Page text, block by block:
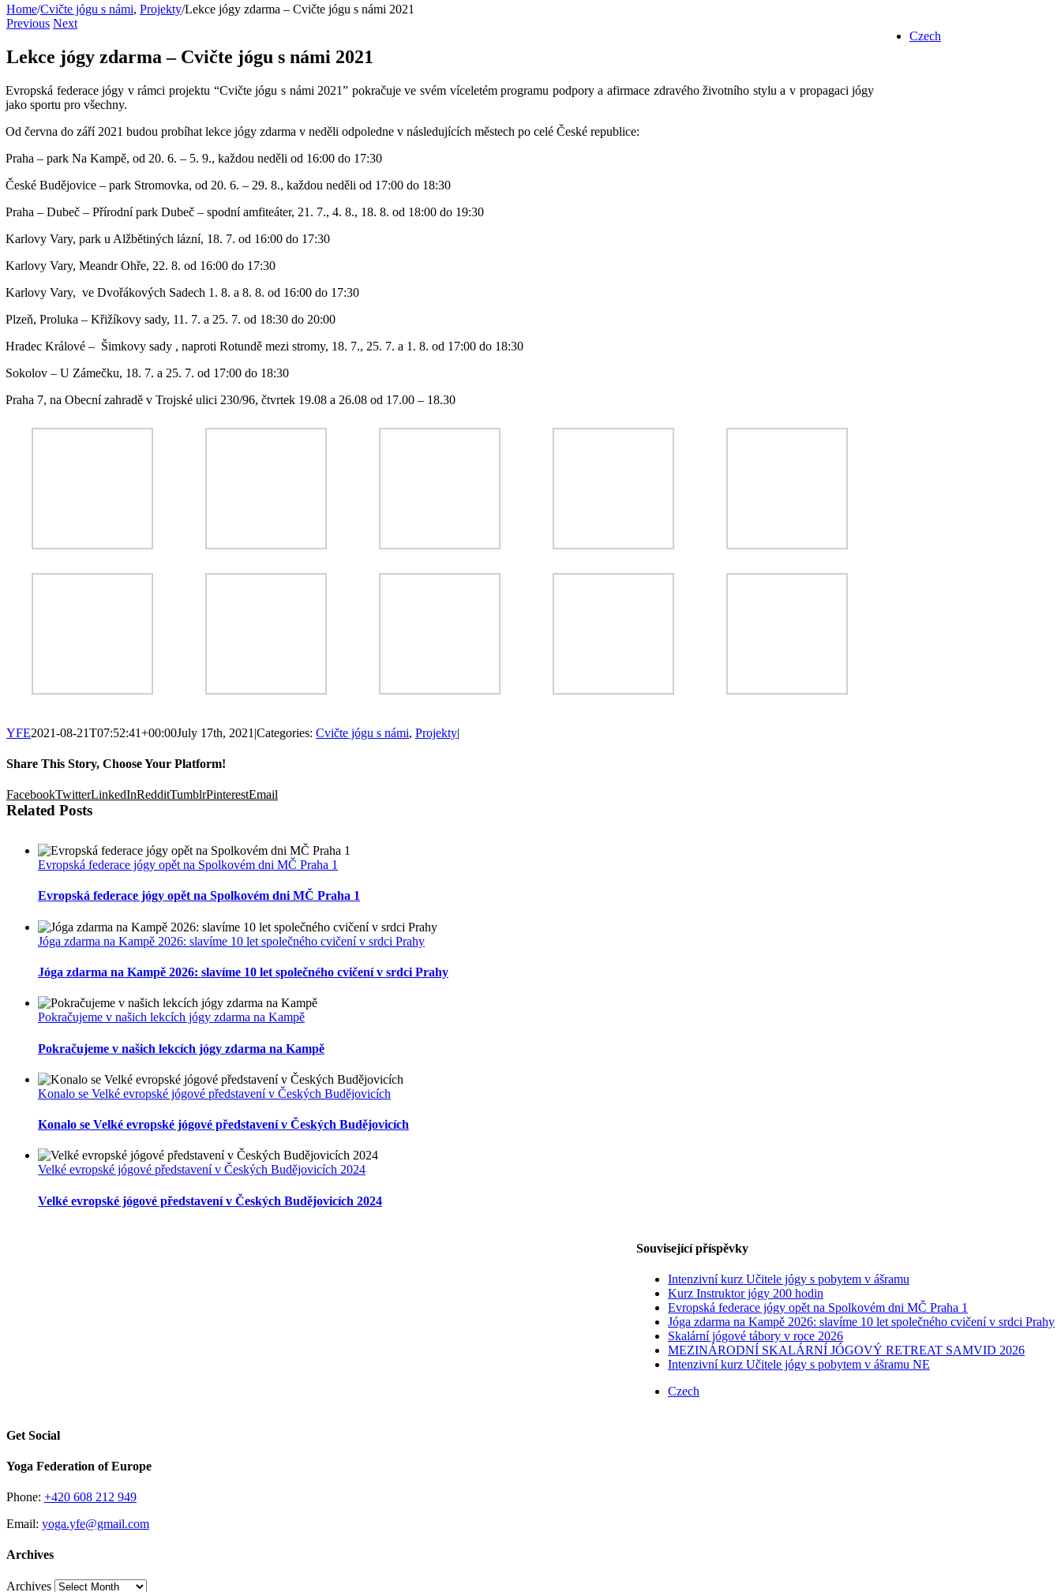
Home/Cvičte jógu s námi, Projekty/Lekce jógy zdarma – Cvičte jógu s námi 2021
Previous Next
Lekce jógy zdarma – Cvičte jógu s námi 2021
Evropská federace jógy v rámci projektu “Cvičte jógu s námi 2021” pokračuje ve svém víceletém programu podpory a afirmace zdravého životního stylu a v propagaci jógy
jako sportu pro všechny.
Od června do září 2021 budou probíhat lekce jógy zdarma v neděli odpoledne v následujících městech po celé České republice:
Praha – park Na Kampě, od 20. 6. – 5. 9., každou neděli od 16:00 do 17:30
České Budějovice – park Stromovka, od 20. 6. – 29. 8., každou neděli od 17:00 do 18:30
Praha – Dubeč – Přírodní park Dubeč – spodní amfiteáter, 21. 7., 4. 8., 18. 8. od 18:00 do 19:30
Karlovy Vary, park u Alžbětiných lázní, 18. 7. od 16:00 do 17:30
Karlovy Vary, Meandr Ohře, 22. 8. od 16:00 do 17:30
Karlovy Vary, ve Dvořákových Sadech 1. 8. a 8. 8. od 16:00 do 17:30
Plzeň, Proluka – Křižíkovy sady, 11. 7. a 25. 7. od 18:30 do 20:00
Hradec Králové – Šimkovy sady , naproti Rotundě mezi stromy, 18. 7., 25. 7. a 1. 8. od 17:00 do 18:30
Sokolov – U Zámečku, 18. 7. a 25. 7. od 17:00 do 18:30
Praha 7, na Obecní zahradě v Trojské ulici 230/96, čtvrtek 19.08 a 26.08 od 17.00 – 18.30
YFE2021-08-21T07:52:41+00:00July 17th, 2021 |Categories: Cvičte jógu s námi, Projekty|
Share This Story, Choose Your Platform!
FacebookTwitterLinkedInRedditTumblrPinterestEmail
Related Posts
Evropská federace jógy opět na Spolkovém dni MČ Praha 1
Evropská federace jógy opět na Spolkovém dni MČ Praha 1
Jóga zdarma na Kampě 2026: slavíme 10 let společného cvičení v srdci Prahy
Jóga zdarma na Kampě 2026: slavíme 10 let společného cvičení v srdci Prahy
Pokračujeme v našich lekcích jógy zdarma na Kampě
Pokračujeme v našich lekcích jógy zdarma na Kampě
Konalo se Velké evropské jógové představení v Českých Budějovicích
Konalo se Velké evropské jógové představení v Českých Budějovicích
Velké evropské jógové představení v Českých Budějovicích 2024
Velké evropské jógové představení v Českých Budějovicích 2024
Související příspěvky
Intenzivní kurz Učitele jógy s pobytem v ášramu
Kurz Instruktor jógy 200 hodin
Evropská federace jógy opět na Spolkovém dni MČ Praha 1
Jóga zdarma na Kampě 2026: slavíme 10 let společného cvičení v srdci Prahy
Skalární jógové tábory v roce 2026
MEZINÁRODNÍ ​SKALÁRNÍ JÓGOVÝ RETREAT SAMVID 2026
Intenzivní kurz Učitele jógy s pobytem v ášramu NE
Czech
Czech
Get Social
Yoga Federation of Europe
Phone: +420 608 212 949
Email: yoga.yfe@gmail.com
Archives
Archives